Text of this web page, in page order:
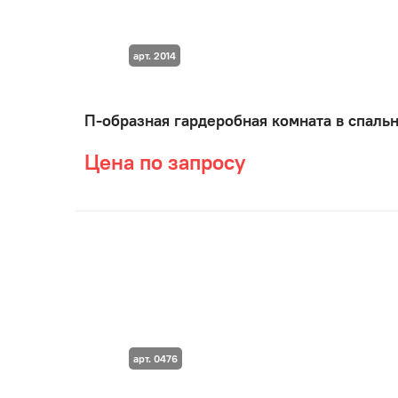
П-образная гардеробная комната в
Цена по запросу
арт. 2014
арт. 0476